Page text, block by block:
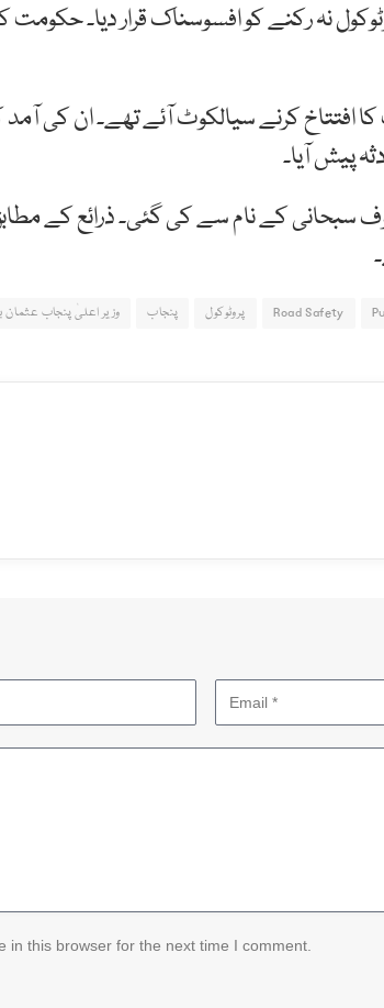
نہ رکنے کو افسوسناک قرار دیا۔
کا افتتاخ کرنے سیالکوٹ آئے تھے۔ ان کی
پیش آیا۔
سبحانی کے نام سے کی گئی۔ ذرائع کے
Road Safety پروٹوکول پنجاب وزیر اعلیٰ پنجاب عثمان
in this browser for the next time I comment.